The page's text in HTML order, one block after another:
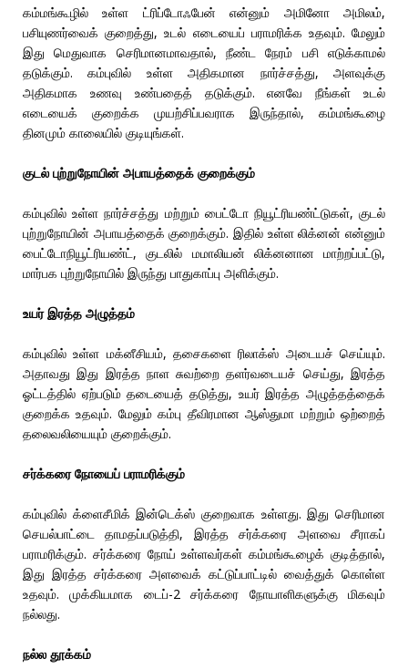
கம்மங்கூழில் உள்ள ட்ரிப்டோஃபேன் என்னும் அமினோ அமிலம்,
பசியுணர்வைக் குறைத்து, உடல் எடையைப் பராமரிக்க உதவும். மேலும்
இது மெதுவாக செரிமானமாவதால், நீண்ட நேரம் பசி எடுக்காமல்
தடுக்கும். கம்புவில் உள்ள அதிகமான நார்ச்சத்து, அளவுக்கு
அதிகமாக உணவு உண்பதைத் தடுக்கும். எனவே நீங்கள் உடல்
எடையைக் குறைக்க முயற்சிப்பவராக இருந்தால், கம்மங்கூழை
தினமும் காலையில் குடியுங்கள்.
குடல் புற்றுநோயின் அபாயத்தைக் குறைக்கும்
கம்புவில் உள்ள நார்ச்சத்து மற்றும் பைட்டோ நியூட்ரியண்ட்டுகள், குடல்
புற்றுநோயின் அபாயத்தைக் குறைக்கும். இதில் உள்ள லிக்னன் என்னும்
பைட்டோநியூட்ரியண்ட், குடலில் மமாலியன் லிக்னனான மாற்றப்பட்டு,
மார்பக புற்றுநோயில் இருந்து பாதுகாப்பு அளிக்கும்.
உயர் இரத்த அழுத்தம்
கம்புவில் உள்ள மக்னீசியம், தசைகளை ரிலாக்ஸ் அடையச் செய்யும்.
அதாவது இது இரத்த நாள சுவற்றை தளர்வடையச் செய்து, இரத்த
ஓட்டத்தில் ஏற்படும் தடையைத் தடுத்து, உயர் இரத்த அழுத்தத்தைக்
குறைக்க உதவும். மேலும் கம்பு தீவிரமான ஆஸ்துமா மற்றும் ஒற்றைத்
தலைவலியையும் குறைக்கும்.
சர்க்கரை நோயைப் பராமரிக்கும்
கம்புவில் க்ளைசீமிக் இன்டெக்ஸ் குறைவாக உள்ளது. இது செரிமான
செயல்பாட்டை தாமதப்படுத்தி, இரத்த சர்க்கரை அளவை சீராகப்
பராமரிக்கும். சர்க்கரை நோய் உள்ளவர்கள் கம்மங்கூழைக் குடித்தால்,
இது இரத்த சர்க்கரை அளவைக் கட்டுப்பாட்டில் வைத்துக் கொள்ள
உதவும். முக்கியமாக டைப்-2 சர்க்கரை நோயாளிகளுக்கு மிகவும்
நல்லது.
நல்ல தூக்கம்